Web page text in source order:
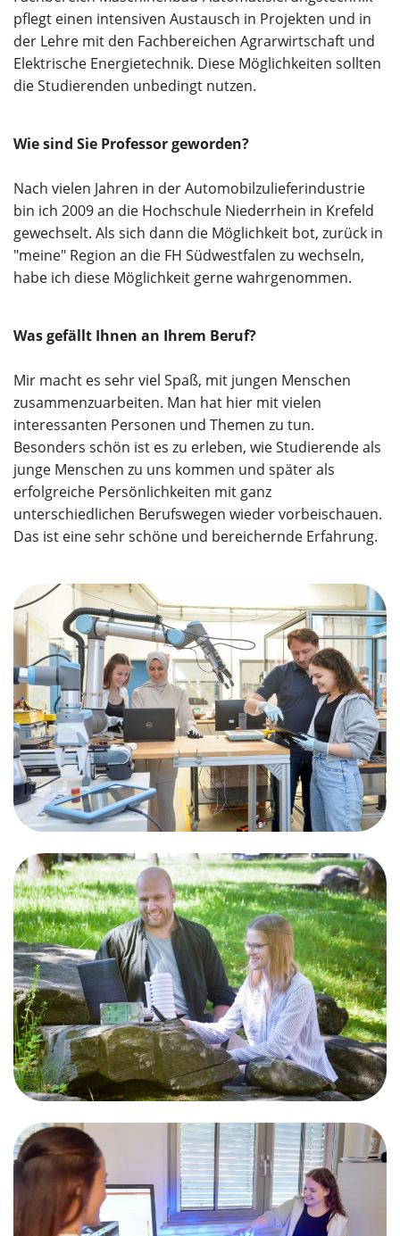
pflegt einen intensiven Austausch in Projekten und in
der Lehre mit den Fachbereichen Agrarwirtschaft und
Elektrische Energietechnik. Diese Möglichkeiten sollten
die Studierenden unbedingt nutzen.
Wie sind Sie Professor geworden?
Nach vielen Jahren in der Automobilzulieferindustrie
bin ich 2009 an die Hochschule Niederrhein in Krefeld
gewechselt. Als sich dann die Möglichkeit bot, zurück in
"meine" Region an die FH Südwestfalen zu wechseln,
habe ich diese Möglichkeit gerne wahrgenommen.
Was gefällt Ihnen an Ihrem Beruf?
Mir macht es sehr viel Spaß, mit jungen Menschen
zusammenzuarbeiten. Man hat hier mit vielen
interessanten Personen und Themen zu tun.
Besonders schön ist es zu erleben, wie Studierende als
junge Menschen zu uns kommen und später als
erfolgreiche Persönlichkeiten mit ganz
unterschiedlichen Berufswegen wieder vorbeischauen.
Das ist eine sehr schöne und bereichernde Erfahrung.